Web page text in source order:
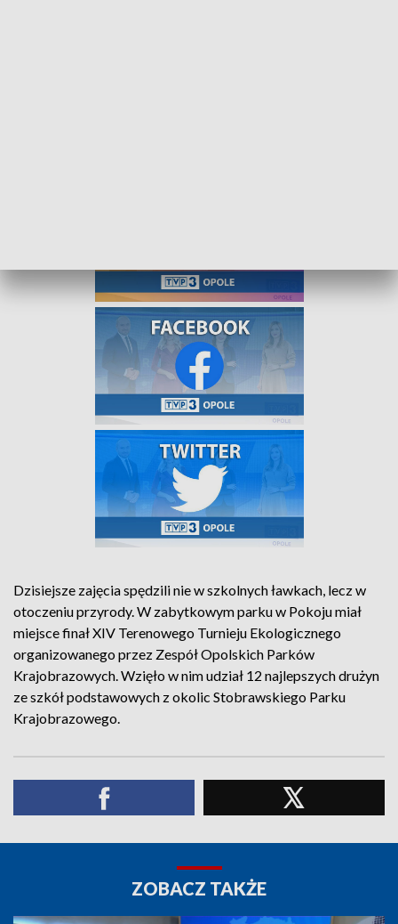
Dzisiejsze zajęcia spędzili nie w szkolnych ławkach, lecz w
otoczeniu przyrody. W zabytkowym parku w Pokoju miał
miejsce finał XIV Terenowego Turnieju Ekologicznego
organizowanego przez Zespół Opolskich Parków
Krajobrazowych. Wzięło w nim udział 12 najlepszych drużyn
ze szkół podstawowych z okolic Stobrawskiego Parku
Krajobrazowego.
ZOBACZ TAKŻE